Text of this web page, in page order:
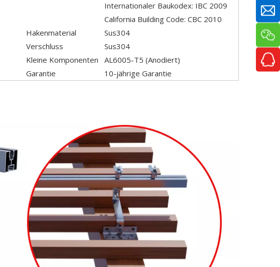
Internationaler Baukodex: IBC 2009
California Building Code: CBC 2010
Hakenmaterial
Sus304
Verschluss
Sus304
Kleine Komponenten
AL6005-T5 (Anodiert)
Garantie 10-jährige Garantie